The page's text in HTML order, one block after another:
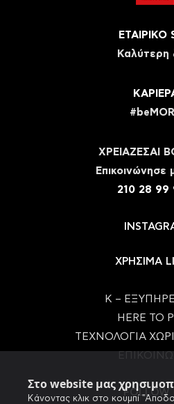
Στο website μας
Κάνοντας κλικ στο κουμπί
ΕΤΑΙΡΙΚΟ
Καλύτερη
ΧΡΕΙΑΖΕΣΑΙ
Eπικοινώνησε
210 28 99
ΧΡΗΣΙΜΑ
Κ –
HERE TO
ΤΕΧΝΟΛΟΓΙΑ
FOLLOW